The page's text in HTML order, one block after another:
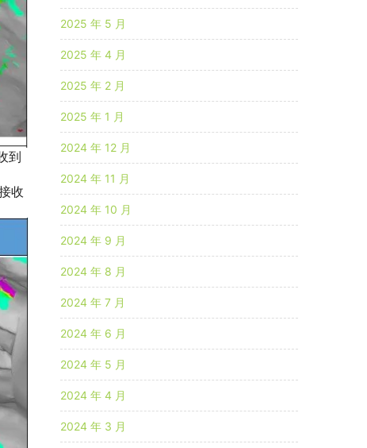
到
收
2025 年 5 月
2025 年 4 月
2025 年 2 月
2025 年 1 月
2024 年 12 月
2024 年 11 月
2024 年 10 月
2024 年 9 月
2024 年 8 月
2024 年 7 月
2024 年 6 月
2024 年 5 月
2024 年 4 月
2024 年 3 月